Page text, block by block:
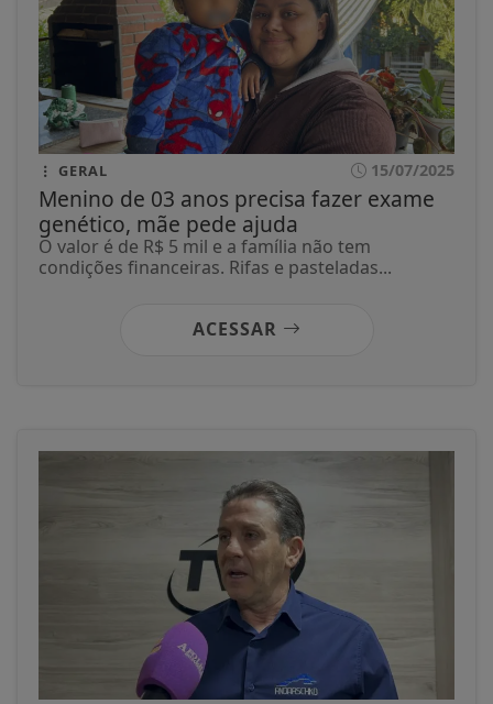
GERAL 15/07/2025
Menino de 03 anos precisa fazer exame
genético, mãe pede ajuda
O valor é de R$ 5 mil e a família não tem
condições financeiras. Rifas e pasteladas...
ACESSAR